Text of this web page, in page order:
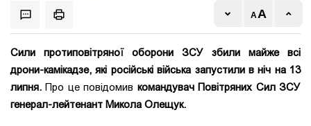
Сили протиповітряної оборони ЗСУ збили майже всі
дрони-камікадзе, які російські війська запустили в ніч на 13
липня.Про це повідомив командувач Повітряних Сил ЗСУ
генерал-лейтенант Микола Олещук.